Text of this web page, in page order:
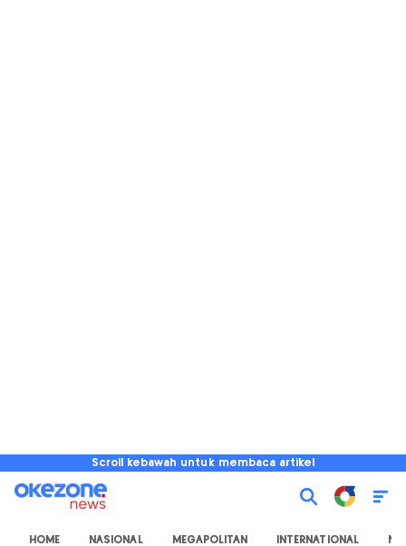
Scroll kebawah untuk membaca artikel
HOME NASIONAL MEGAPOLITAN INTERNATIONAL